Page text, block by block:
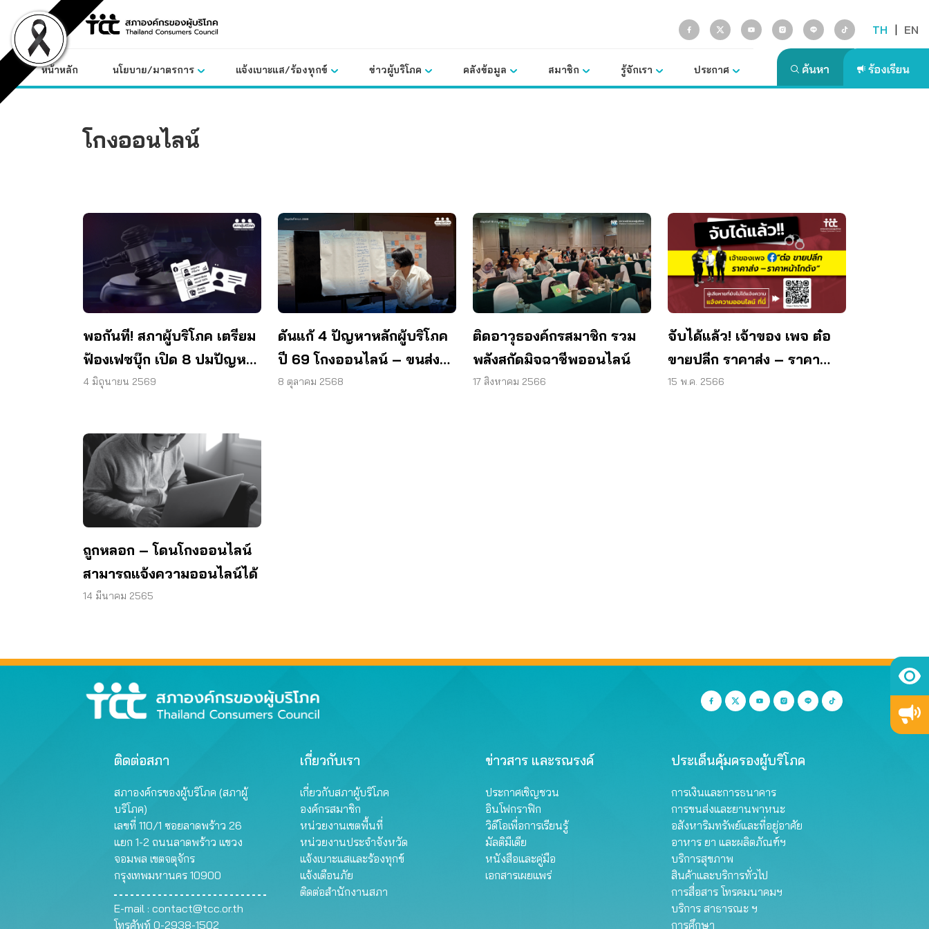
content
TH | EN
หน้าหลัก นโยบาย/มาตรการ แจ้งเบาะแส/ร้องทุกข์ ข่าวผู้บริโภค คลังข้อมูล สมาชิก รู้จักเรา ประกาศ
โกงออนไลน์
พอกันที! สภาผู้บริโภค เตรียม
ฟ้องเฟซบุ๊ก เปิด 8 ปมปัญหา
โฆษณาลวงซ้ำซาก
4 มิถุนายน 2569
ดันแก้ 4 ปัญหาหลักผู้บริโภค
ปี 69 โกงออนไลน์ – ขนส่ง
ทั่วถึง – สัญญาหอพัก – สาย
8 ตุลาคม 2568
ติดอาวุธองค์กรสมาชิก รวม
พลังสกัดมิจฉาชีพออนไลน์
17 สิงหาคม 2566
จับได้แล้ว! เจ้าของ เพจ ต๋อ
ขายปลีก ราคาส่ง – ราคา
หน้าโกดัง
15 พ.ค. 2566
ถูกหลอก – โดนโกงออนไลน์
สามารถแจ้งความออนไลน์ได้
14 มีนาคม 2565
ติดต่อสภา
สภาองค์กรของผู้บริโภค (สภาผู้
บริโภค)
เลขที่ 110/1 ซอยลาดพร้าว 26
แยก 1-2 ถนนลาดพร้าว แขวง
จอมพล เขตจตุจักร
กรุงเทพมหานคร 10900
E-mail : contact@tcc.or.th
โทรศัพท์ 0-2938-1502
เกี่ยวกับเรา
เกี่ยวกับสภาผู้บริโภค
องค์กรสมาชิก
หน่วยงานเขตพื้นที่
หน่วยงานประจำจังหวัด
แจ้งเบาะแสและร้องทุกข์
แจ้งเตือนภัย
ติดต่อสำนักงานสภา
ข่าวสาร และรณรงค์
ประกาศเชิญชวน
อินโฟกราฟิก
วิดีโอเพื่อการเรียนรู้
มัลติมีเดีย
หนังสือและคู่มือ
เอกสารเผยแพร่
ประเด็นคุ้มครองผู้บริโภค
การเงินและการธนาคาร
การขนส่งและยานพาหนะ
อสังหาริมทรัพย์และที่อยู่อาศัย
อาหาร ยา และผลิตภัณฑ์ฯ
บริการสุขภาพ
สินค้าและบริการทั่วไป
การสื่อสาร โทรคมนาคมฯ
บริการ สาธารณะ ฯ
การศึกษา